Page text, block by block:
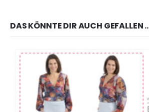
DAS KÖNNTE DIR AUCH GEFALLEN